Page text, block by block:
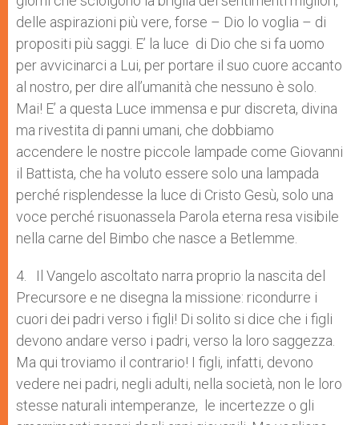
delle aspirazioni più vere, forse – Dio lo voglia – di
propositi più saggi. E’ la luce di Dio che si fa uomo
per avvicinarci a Lui, per portare il suo cuore accanto
al nostro, per dire all’umanità che nessuno è solo.
Mai! E’ a questa Luce immensa e pur discreta, divina
ma rivestita di panni umani, che dobbiamo
accendere le nostre piccole lampade come Giovanni
il Battista, che ha voluto essere solo una lampada
perché risplendesse la luce di Cristo Gesù, solo una
voce perché risuonassela Parola eterna resa visibile
nella carne del Bimbo che nasce a Betlemme.
4. Il Vangelo ascoltato narra proprio la nascita del
Precursore e ne disegna la missione: ricondurre i
cuori dei padri verso i figli! Di solito si dice che i figli
devono andare verso i padri, verso la loro saggezza.
Ma qui troviamo il contrario! I figli, infatti, devono
vedere nei padri, negli adulti, nella società, non le loro
stesse naturali intemperanze, le incertezze o gli